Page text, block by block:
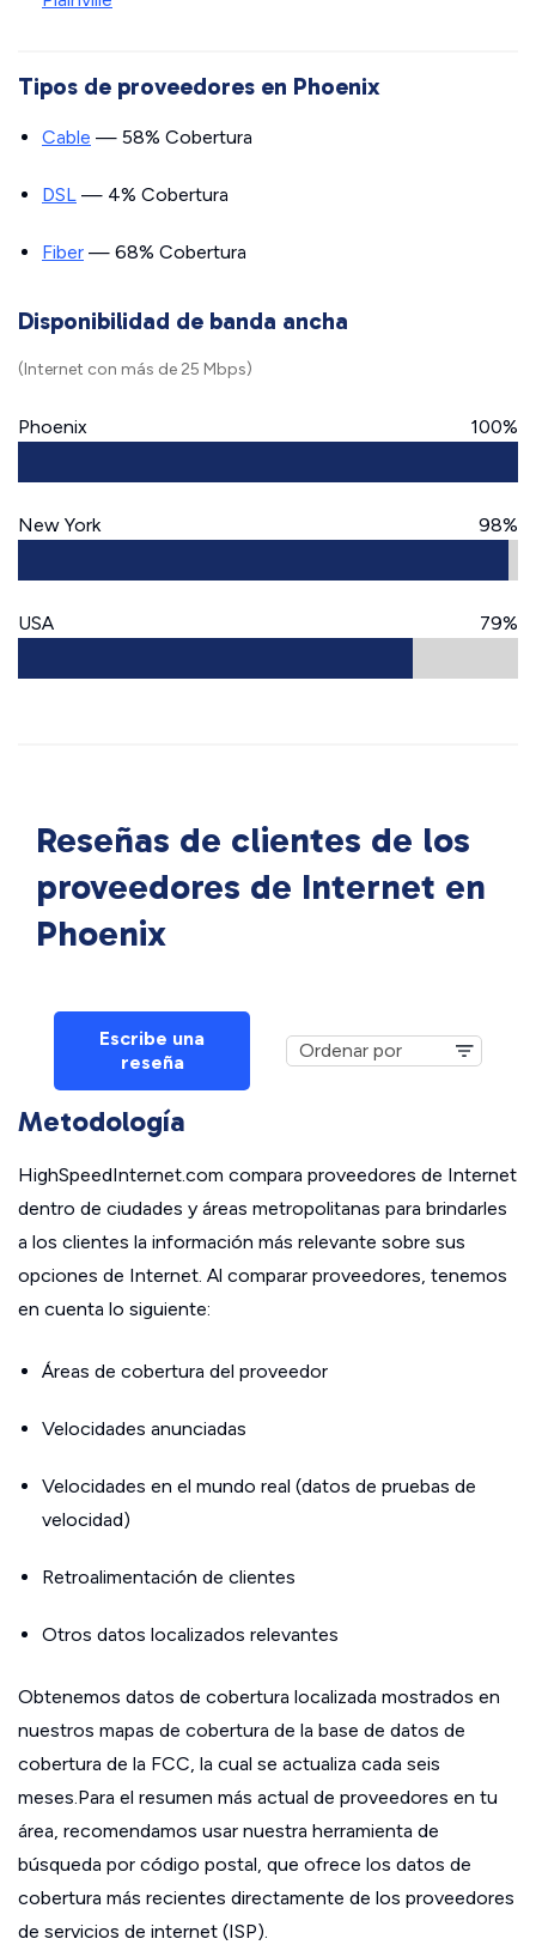
Tipos de proveedores en Phoenix
Cable — 58% Cobertura
DSL — 4% Cobertura
Fiber — 68% Cobertura
Disponibilidad de banda ancha
(Internet con más de 25 Mbps)
Phoenix 100%
New York 98%
USA 79%
Reseñas de clientes de los
proveedores de Internet en
Phoenix
Escribe una
reseña
Metodología
HighSpeedInternet.com compara proveedores de Internet
dentro de ciudades y áreas metropolitanas para brindarles
a los clientes la información más relevante sobre sus
opciones de Internet. Al comparar proveedores, tenemos
en cuenta lo siguiente:
Áreas de cobertura del proveedor
Velocidades anunciadas
Velocidades en el mundo real (datos de pruebas de
velocidad)
Retroalimentación de clientes
Otros datos localizados relevantes
Obtenemos datos de cobertura localizada mostrados en
nuestros mapas de cobertura de la base de datos de
cobertura de la FCC, la cual se actualiza cada seis
meses.Para el resumen más actual de proveedores en tu
área, recomendamos usar nuestra herramienta de
búsqueda por código postal, que ofrece los datos de
cobertura más recientes directamente de los proveedores
de servicios de internet (ISP).